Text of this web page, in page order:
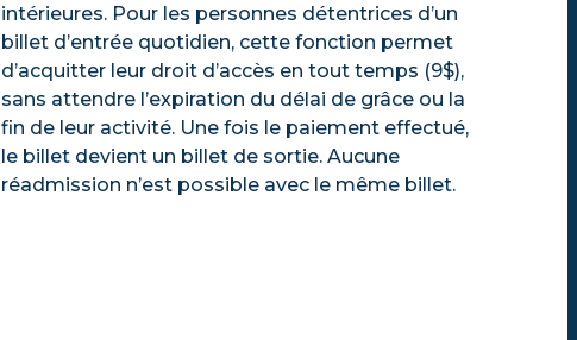
intérieures. Pour les personnes détentrices d’un
billet d’entrée quotidien, cette fonction permet
d’acquitter leur droit d’accès en tout temps (9$),
sans attendre l’expiration du délai de grâce ou la
fin de leur activité. Une fois le paiement effectué,
le billet devient un billet de sortie. Aucune
réadmission n’est possible avec le même billet.